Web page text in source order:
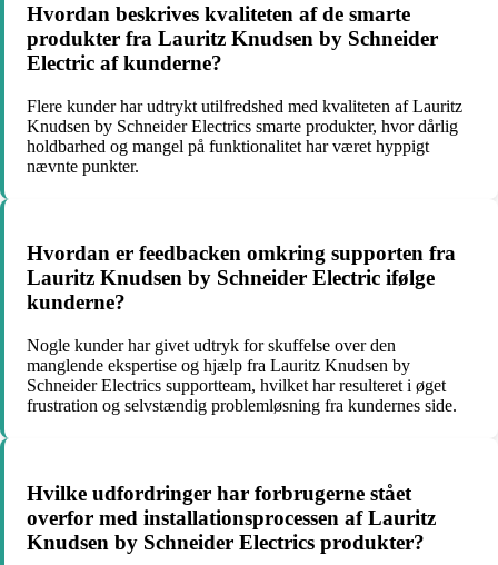
Hvordan beskrives kvaliteten af de smarte
produkter fra Lauritz Knudsen by Schneider
Electric af kunderne?
Flere kunder har udtrykt utilfredshed med kvaliteten af Lauritz
Knudsen by Schneider Electrics smarte produkter, hvor dårlig
holdbarhed og mangel på funktionalitet har været hyppigt
nævnte punkter.
Hvordan er feedbacken omkring supporten fra
Lauritz Knudsen by Schneider Electric ifølge
kunderne?
Nogle kunder har givet udtryk for skuffelse over den
manglende ekspertise og hjælp fra Lauritz Knudsen by
Schneider Electrics supportteam, hvilket har resulteret i øget
frustration og selvstændig problemløsning fra kundernes side.
Hvilke udfordringer har forbrugerne stået
overfor med installationsprocessen af Lauritz
Knudsen by Schneider Electrics produkter?